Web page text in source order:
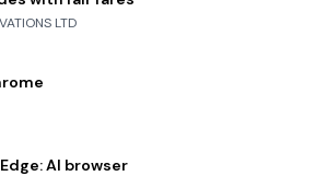
LTD
AI browser